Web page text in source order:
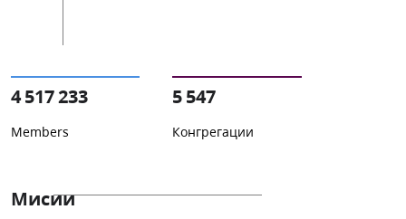
4 517 233
Members
5 547
Конгрегации
Мисии